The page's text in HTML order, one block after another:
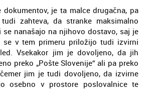
dokumentov, je ta malce drugačna, pa
zahteva, da stranke maksimalno
se nanašajo na njihovo dostavo, saj je
se v tem primeru priložijo tudi izvirni
Vsekakor jim je dovoljeno, da jih
preko „Pošte Slovenije“ ali pa preko
jim je tudi dovoljeno, da izvirne
osebno v prostore poslovalnice te